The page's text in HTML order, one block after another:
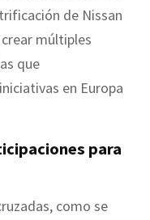
de Nissan
múltiples
que
en Europa
para
como se